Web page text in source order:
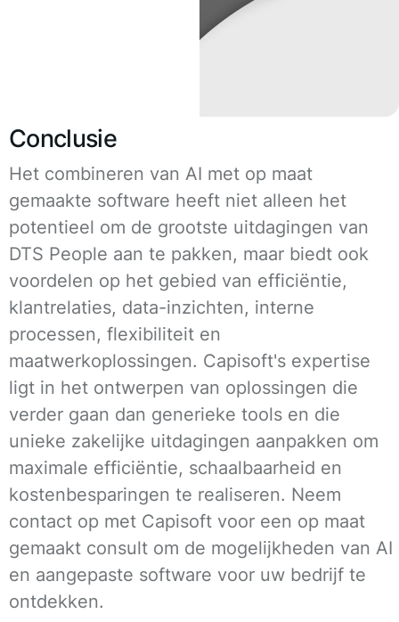
Conclusie
Het combineren van AI met op maat
gemaakte software heeft niet alleen het
potentieel om de grootste uitdagingen van
DTS People aan te pakken, maar biedt ook
voordelen op het gebied van efficiëntie,
klantrelaties, data-inzichten, interne
processen, flexibiliteit en
maatwerkoplossingen. Capisoft's expertise
ligt in het ontwerpen van oplossingen die
verder gaan dan generieke tools en die
unieke zakelijke uitdagingen aanpakken om
maximale efficiëntie, schaalbaarheid en
kostenbesparingen te realiseren. Neem
contact op met Capisoft voor een op maat
gemaakt consult om de mogelijkheden van AI
en aangepaste software voor uw bedrijf te
ontdekken.